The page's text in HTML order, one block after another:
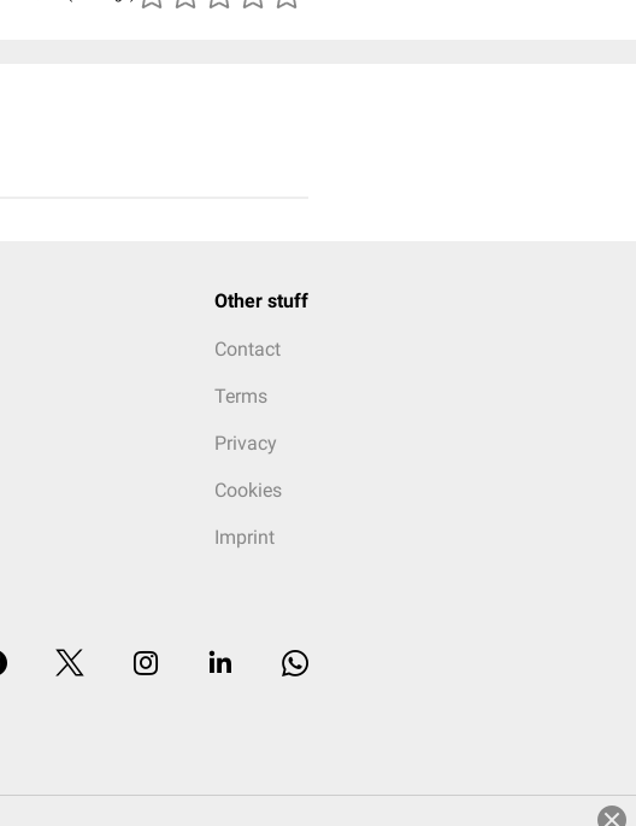
Other stuff
Contact
Terms
Privacy
Cookies
Imprint